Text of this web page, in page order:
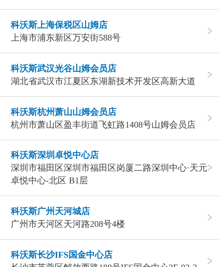
科沃斯上海保税区山姆店
上海市浦东新区万安街588号
科沃斯武汉光谷山姆会员店
湖北省武汉市江夏区东湖新技术开发区高新大道
科沃斯杭州萧山山姆会员店
杭州市萧山区盈丰街道飞虹路1408号山姆会员店
科沃斯深圳卓悦中心店
深圳市福田区深圳市福田区岗厦二路深圳中心·天元
卓悦中心-北区 B1层
科沃斯广州天河城店
广州市天河区天河路208号4楼
科沃斯长沙IFS国金中心店